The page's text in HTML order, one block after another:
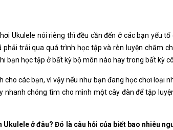
Ukulele nói riêng thì đều cần đến ở các bạn yếu
trải qua quá trình học tập và rèn luyện chăm
học tập ở bất kỳ bộ môn nào hay trong bất kỳ
cho các bạn, vì vậy nếu như bạn đang học chơi loại
chóng tìm cho mình một cây đàn để tập
ở đâu? Đó là câu hỏi của biết bao nhiêu